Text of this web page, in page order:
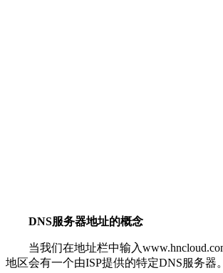
DNS服务器地址的概念
当我们在地址栏中输入
地区会有一个由ISP提供的特定DNS服务器。